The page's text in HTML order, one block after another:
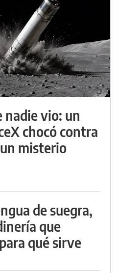
nadie vio: un
chocó contra
misterio
de suegra,
que
qué sirve